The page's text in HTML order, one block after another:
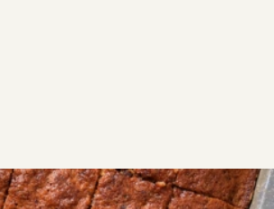
ΓΛΥΚΑ ΤΑΨΙΟΥ